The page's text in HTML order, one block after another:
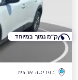
בפריסה ארצית
ק״מ נמוך במיוחד